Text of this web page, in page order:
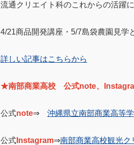
流通クリエイト科のこれからの活躍
4/21商品開発講座・5/7島袋農園見学
詳しい記事はこちらから
★南部商業高校 公式note、
公式note⇒ 沖縄県立南部商業高等
公式 Instagram⇒南部商業高校観光ク